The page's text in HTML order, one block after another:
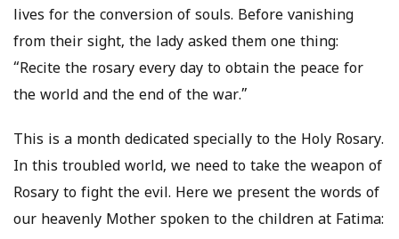
lives for the conversion of souls. Before vanishing
from their sight, the lady asked them one thing:
“Recite the rosary every day to obtain the peace for
the world and the end of the war.”
This is a month dedicated specially to the Holy Rosary.
In this troubled world, we need to take the weapon of
Rosary to fight the evil. Here we present the words of
our heavenly Mother spoken to the children at Fatima: